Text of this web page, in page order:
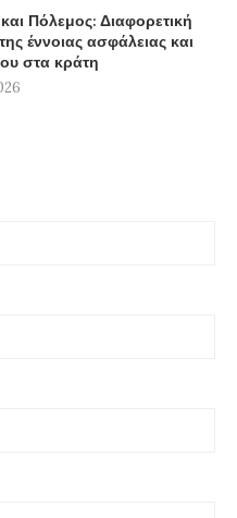
Πόλεμος: Διαφορετική
έννοιας ασφάλειας και
στα κράτη